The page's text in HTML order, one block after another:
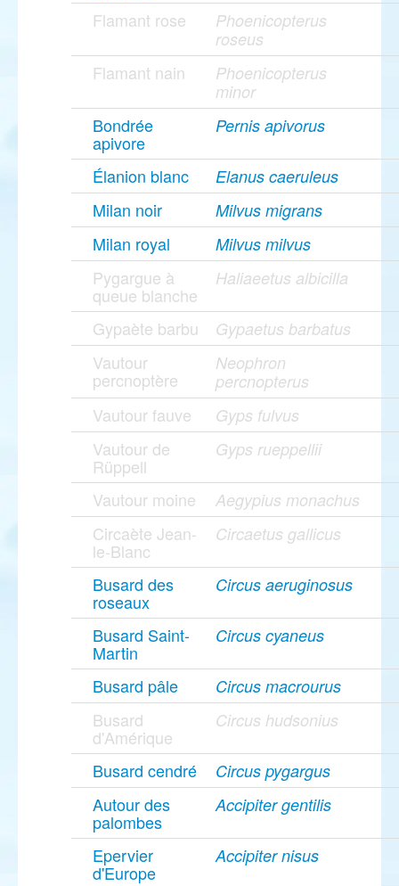
Flamant rose
Phoenicopterus
roseus
Flamant nain
Phoenicopterus
minor
Bondrée
apivore
Pernis apivorus
Élanion blanc Elanus caeruleus
Milan noir Milvus migrans
Milan royal Milvus milvus
Pygargue à
queue blanche
Haliaeetus albicilla
Gypaète barbu Gypaetus barbatus
Vautour
percnoptère
Neophron
percnopterus
Vautour fauve Gyps fulvus
Vautour de
Rüppell
Gyps rueppellii
Vautour moine Aegypius monachus
Circaète Jean-
le-Blanc
Circaetus gallicus
Busard des
roseaux
Circus aeruginosus
Busard Saint-
Martin
Circus cyaneus
Busard pâle Circus macrourus
Busard
d'Amérique
Circus hudsonius
Busard cendré Circus pygargus
Autour des
palombes
Accipiter gentilis
Epervier
d'Europe
Accipiter nisus